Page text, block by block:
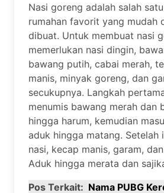
Nasi goreng adalah salah
rumahan favorit yang mudah
dibuat. Untuk membuat nasi
memerlukan nasi dingin,
bawang putih, cabai merah,
manis, minyak goreng, dan
secukupnya. Langkah
menumis bawang merah dan
hingga harum, kemudian
aduk hingga matang. Setelah
nasi, kecap manis, garam,
Aduk hingga merata dan
Pos Terkait: Nama PUBG